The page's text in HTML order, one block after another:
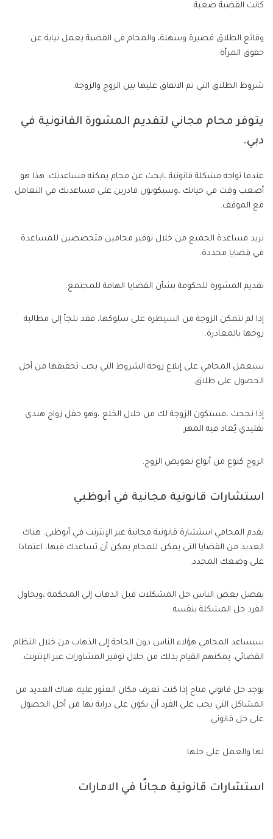
كانت القضية صعبة.
وقائع الطلاق قصيرة وسهلة، والمحام في القضية يعمل نيابة عن
حقوق المرأة.
شروط الطلاق التي تم الاتفاق عليها بين الزوج والزوجة.
يتوفر محام مجاني لتقديم المشورة القانونية في
دبي.
عندما تواجه مشكلة قانونية ،ابحث عن محام يمكنه مساعدتك. هذا هو
أصعب وقت في حياتك ،وسيكونون قادرين على مساعدتك في التعامل
مع الموقف.
نريد مساعدة الجميع من خلال توفير محامين متخصصين للمساعدة
في قضايا محددة.
تقديم المشورة للحكومة بشأن القضايا الهامة للمجتمع.
إذا لم تتمكن الزوجة من السيطرة على سلوكها، فقد تلجأ إلى مطالبة
زوجها بالمغادرة.
سيعمل المحامي على إبلاغ زوجة الشروط التي يجب تحقيقها من أجل
الحصول على طلاق.
إذا نجحت ،فستكون الزوجة لك من خلال الخلع ،وهو حفل زواج هندي
تقليدي يُعاد فيه المهر.
الزوج كنوع من أنواع تعويض الزوج.
استشارات قانونية مجانية في أبوظبي
يقدم المحامي استشارة قانونية مجانية عبر الإنترنت في أبوظبي. هناك
العديد من القضايا التي يمكن للمحام يمكن أن تساعدك فيها، اعتمادا
على وضعك المحدد.
يفضل بعض الناس حل المشكلات قبل الذهاب إلى المحكمة ،ويحاول
الفرد حل المشكلة بنفسه.
سيساعد المحامي هؤلاء الناس دون الحاجة إلى الذهاب من خلال النظام
القضائي. يمكنهم القيام بذلك من خلال توفير المشاورات عبر الإنترنت.
يوجد حل قانوني متاح إذا كنت تعرف مكان العثور عليه. هناك العديد من
المشاكل التي يجب على الفرد أن يكون على دراية بها من أجل الحصول
على حل قانوني.
لها والعمل على حلها.
استشارات قانونية مجانًا في الامارات